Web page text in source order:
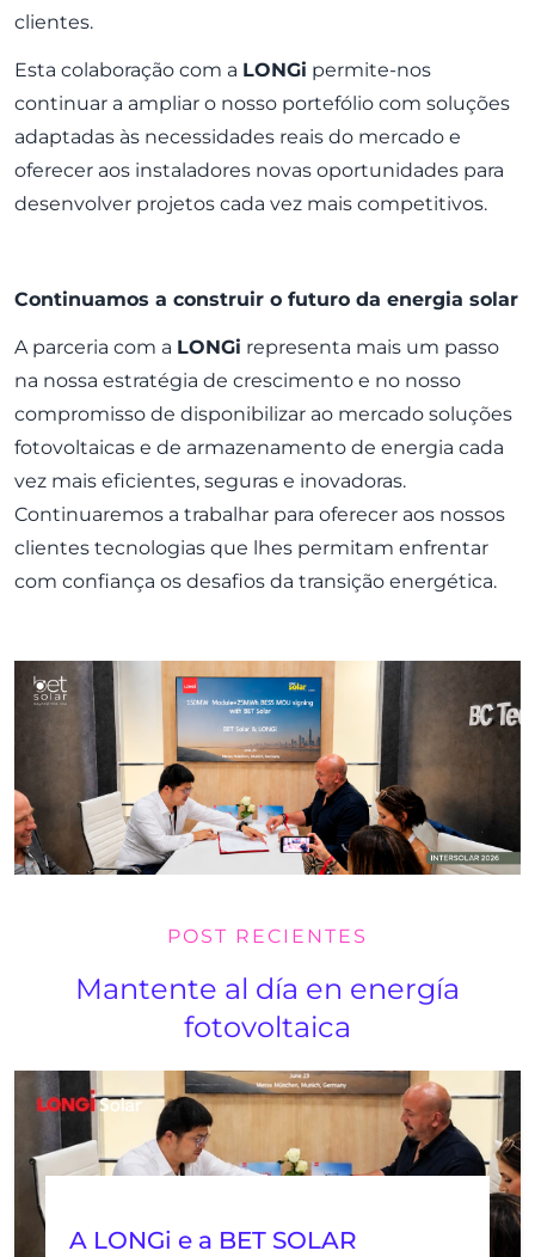
clientes.
Esta colaboração com a LONGi permite-nos
continuar a ampliar o nosso portefólio com soluções
adaptadas às necessidades reais do mercado e
oferecer aos instaladores novas oportunidades para
desenvolver projetos cada vez mais competitivos.
Continuamos a construir o futuro da energia solar
A parceria com a LONGi representa mais um passo
na nossa estratégia de crescimento e no nosso
compromisso de disponibilizar ao mercado soluções
fotovoltaicas e de armazenamento de energia cada
vez mais eficientes, seguras e inovadoras.
Continuaremos a trabalhar para oferecer aos nossos
clientes tecnologias que lhes permitam enfrentar
com confiança os desafios da transição energética.
POST RECIENTES
Mantente al día en energía
fotovoltaica
A LONGi e a BET SOLAR